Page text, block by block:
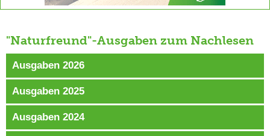
"Naturfreund"-Ausgaben zum Nachlesen
Ausgaben 2026
Ausgaben 2025
Ausgaben 2024